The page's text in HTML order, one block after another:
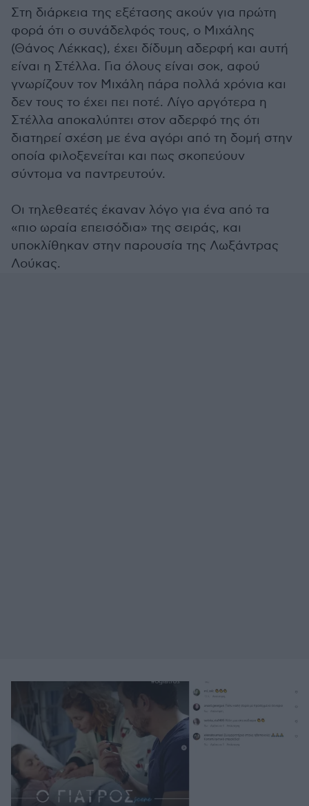
Στη διάρκεια της εξέτασης ακούν για πρώτη
φορά ότι ο συνάδελφός τους, ο Μιχάλης
(Θάνος Λέκκας), έχει δίδυμη αδερφή και αυτή
είναι η Στέλλα. Για όλους είναι σοκ, αφού
γνωρίζουν τον Μιχάλη πάρα πολλά χρόνια και
δεν τους το έχει πει ποτέ. Λίγο αργότερα η
Στέλλα αποκαλύπτει στον αδερφό της ότι
διατηρεί σχέση με ένα αγόρι από τη δομή στην
οποία φιλοξενείται και πως σκοπεύουν
σύντομα να παντρευτούν.
Οι τηλεθεατές έκαναν λόγο για ένα από τα
«πιο ωραία επεισόδια» της σειράς, και
υποκλίθηκαν στην παρουσία της Λωξάντρας
Λούκας.